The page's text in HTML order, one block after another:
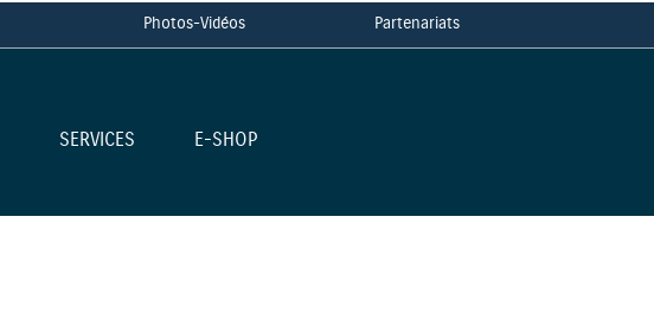
Photos-Vidéos Partenariats
SERVICES E-SHOP